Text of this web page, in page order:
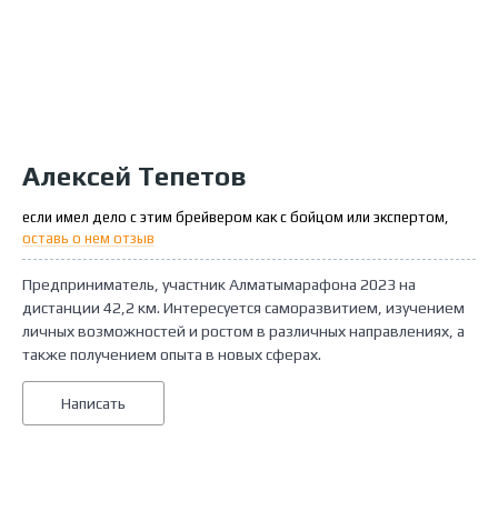
Алексей Тепетов
если имел дело с этим брейвером как с бойцом или экспертом,
оставь о нем отзыв
Предприниматель, участник Алматымарафона 2023 на
дистанции 42,2 км. Интересуется саморазвитием, изучением
личных возможностей и ростом в различных направлениях, а
также получением опыта в новых сферах.
Написать